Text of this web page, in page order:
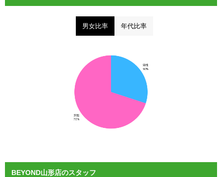
男女比率 年代比率
BEYOND山形店のスタッフ